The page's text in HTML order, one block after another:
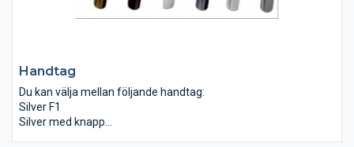
Handtag
Du kan välja mellan följande handtag:
Silver F1
Silver med knapp